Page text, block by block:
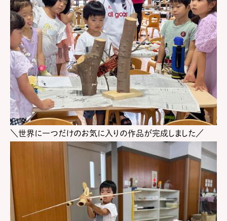
＼世界に一つだけのお気に入りの作品が完成しました／